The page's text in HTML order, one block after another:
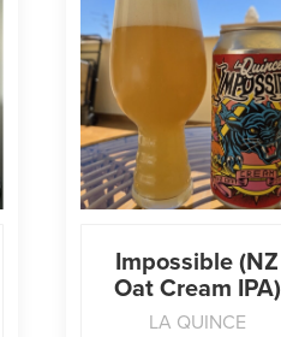
Impossible (NZ
Oat Cream IPA)
LA QUINCE